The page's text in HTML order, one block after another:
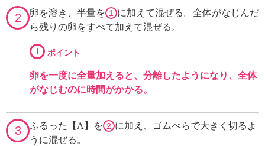
2 卵を溶き、半量を 1 に加えて混ぜる。全体がなじんだ
ら残りの卵をすべて加えて混ぜる。
! ポイント
卵を一度に全量加えると、分離したようになり、全体
がなじむのに時間がかかる。
3 ふるった【A】を 2 に加え、ゴムべらで大きく切るよ
うに混ぜる。